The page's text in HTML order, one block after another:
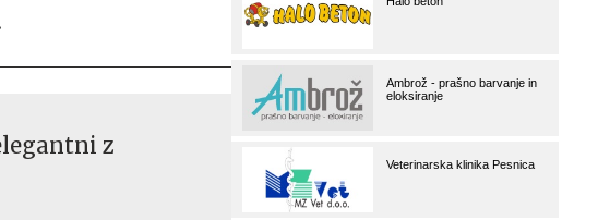
z